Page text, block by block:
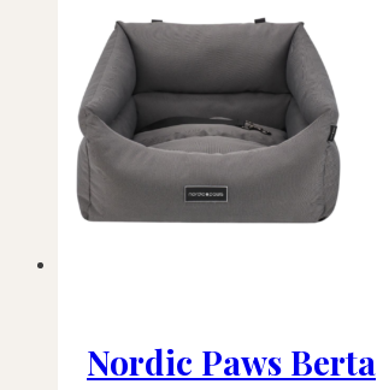
Nordic Paws Berta